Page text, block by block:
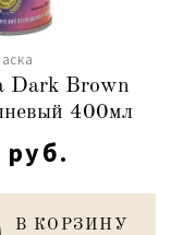
Dark Brown
400мл
руб.
В КОРЗИНУ